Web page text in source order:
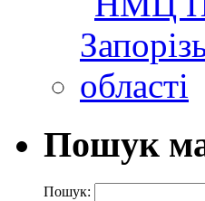
Пошук
Пошук: